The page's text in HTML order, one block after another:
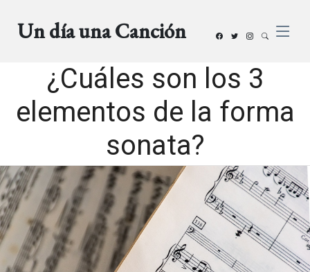
Un día una Canción
¿Cuáles son los 3
elementos de la forma
sonata?